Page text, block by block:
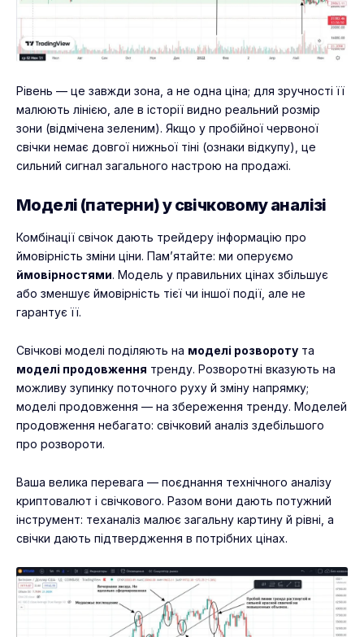
Рівень — це завжди зона, а не одна ціна; для зручності її
малюють лінією, але в історії видно реальний розмір
зони (відмічена зеленим). Якщо у пробійної червоної
свічки немає довгої нижньої тіні (ознаки відкупу), це
сильний сигнал загального настрою на продажі.
Моделі (патерни) у свічковому аналізі
Комбінації свічок дають трейдеру інформацію про
ймовірність зміни ціни. Пам’ятайте: ми оперуємо
ймовірностями. Модель у правильних цінах збільшує
або зменшує ймовірність тієї чи іншої події, але не
гарантує її.
Свічкові моделі поділяють на моделі розвороту та
моделі продовження тренду. Розворотні вказують на
можливу зупинку поточного руху й зміну напрямку;
моделі продовження — на збереження тренду. Моделей
продовження небагато: свічковий аналіз здебільшого
про розвороти.
Ваша велика перевага — поєднання технічного аналізу
криптовалют і свічкового. Разом вони дають потужний
інструмент: теханаліз малює загальну картину й рівні, а
свічки дають підтвердження в потрібних цінах.